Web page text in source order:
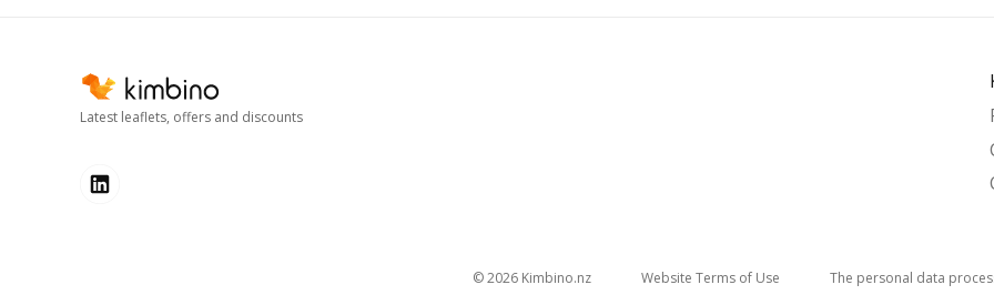
Latest leaflets, offers and discounts
© 2026 kimbino.nz Website Terms of Use The personal data